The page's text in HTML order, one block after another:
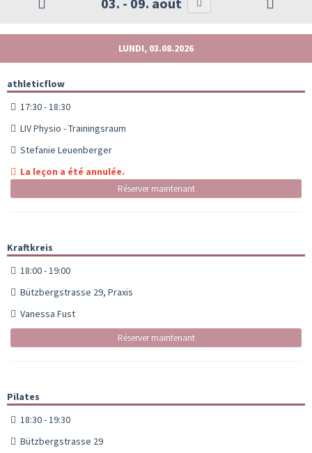
LUNDI, 03.08.2026
athleticflow
17:30 - 18:30
LIV Physio - Trainingsraum
Stefanie Leuenberger
La leçon a été annulée.
Réserver maintenant
Kraftkreis
18:00 - 19:00
Bützbergstrasse 29, Praxis
Vanessa Fust
Réserver maintenant
Pilates
18:30 - 19:30
Bützbergstrasse 29